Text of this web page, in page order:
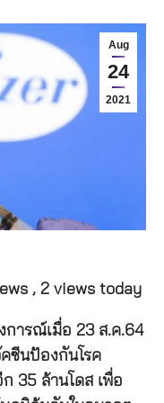
Aug
24
2021
, 2 views today
ารณ์เมื่อ 23 ส.ค.64
ซีนป้องกันโรค
35 ล้านโดส เพื่อ